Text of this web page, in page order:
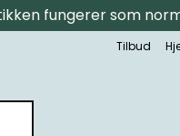
fungerer som
Tilbud